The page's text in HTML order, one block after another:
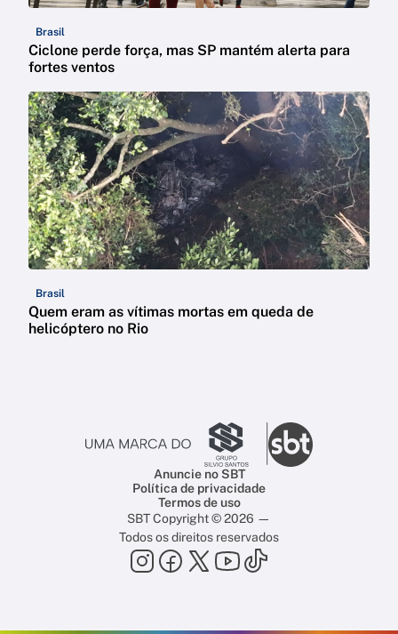
Brasil
Ciclone perde força, mas SP mantém alerta para
fortes ventos
Brasil
Quem eram as vítimas mortas em queda de
helicóptero no Rio
Anuncie no SBT
Política de privacidade
Termos de uso
SBT Copyright © 2026 —
Todos os direitos reservados